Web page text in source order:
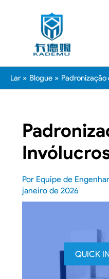
Lar Blogue Padronização
Por Equipe de
janeiro de 2026
QUICK